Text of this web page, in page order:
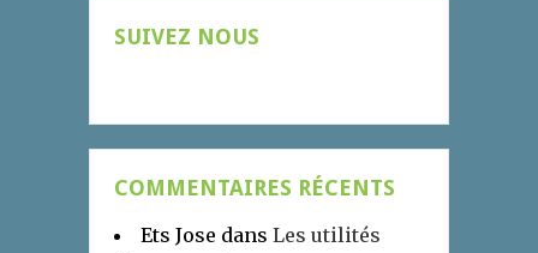
SUIVEZ NOUS
COMMENTAIRES RÉCENTS
Ets Jose dans Les utilités